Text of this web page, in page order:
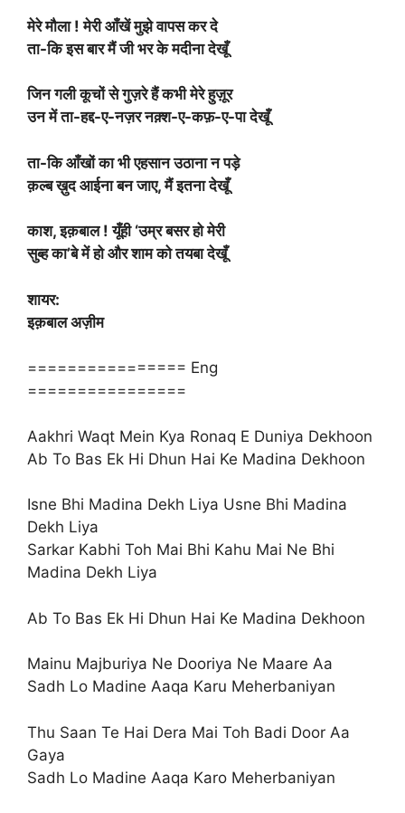
मेरे मौला ! मेरी आँखें मुझे वापस कर दे
ता-कि इस बार मैं जी भर के मदीना देखूँ
जिन गली कूचों से गुज़रे हैं कभी मेरे हुज़ूर
उन में ता-हद्द-ए-नज़र नक़्श-ए-कफ़-ए-पा देखूँ
ता-कि आँखों का भी एहसान उठाना न पड़े
क़ल्ब ख़ुद आईना बन जाए, मैं इतना देखूँ
काश, इक़बाल ! यूँही ‘उम्र बसर हो मेरी
सुब्ह का’बे में हो और शाम को तयबा देखूँ
शायर:
इक़बाल अज़ीम
================ Eng
================
Aakhri Waqt Mein Kya Ronaq E Duniya Dekhoon
Ab To Bas Ek Hi Dhun Hai Ke Madina Dekhoon
Isne Bhi Madina Dekh Liya Usne Bhi Madina
Dekh Liya
Sarkar Kabhi Toh Mai Bhi Kahu Mai Ne Bhi
Madina Dekh Liya
Ab To Bas Ek Hi Dhun Hai Ke Madina Dekhoon
Mainu Majburiya Ne Dooriya Ne Maare Aa
Sadh Lo Madine Aaqa Karu Meherbaniyan
Thu Saan Te Hai Dera Mai Toh Badi Door Aa
Gaya
Sadh Lo Madine Aaqa Karo Meherbaniyan